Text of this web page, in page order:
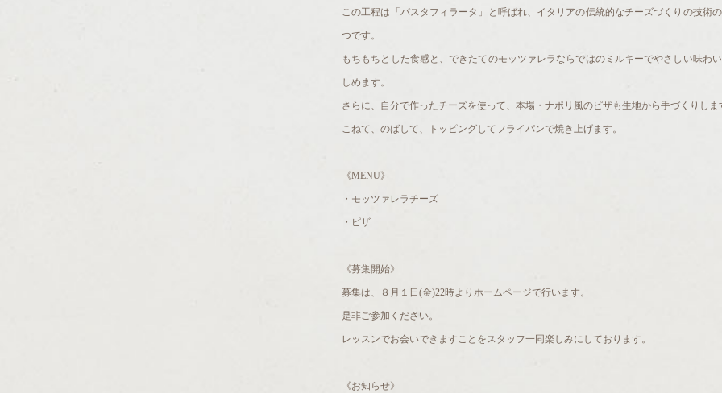
この工程は「パスタフィラータ」と呼ばれ、イタリアの伝統的なチーズづくりの技術
つです。
もちもちとした食感と、できたてのモッツァレラならではのミルキーでやさしい味わ
しめます。
さらに、自分で作ったチーズを使って、本場・ナポリ風のピザも生地から手づくりしま
こねて、のばして、トッピングしてフライパンで焼き上げます。
《MENU》
・モッツァレラチーズ
・ピザ
《募集開始》
募集は、８月１日(金)22時よりホームページで行います。
是非ご参加ください。
レッスンでお会いできますことをスタッフ一同楽しみにしております。
《お知らせ》